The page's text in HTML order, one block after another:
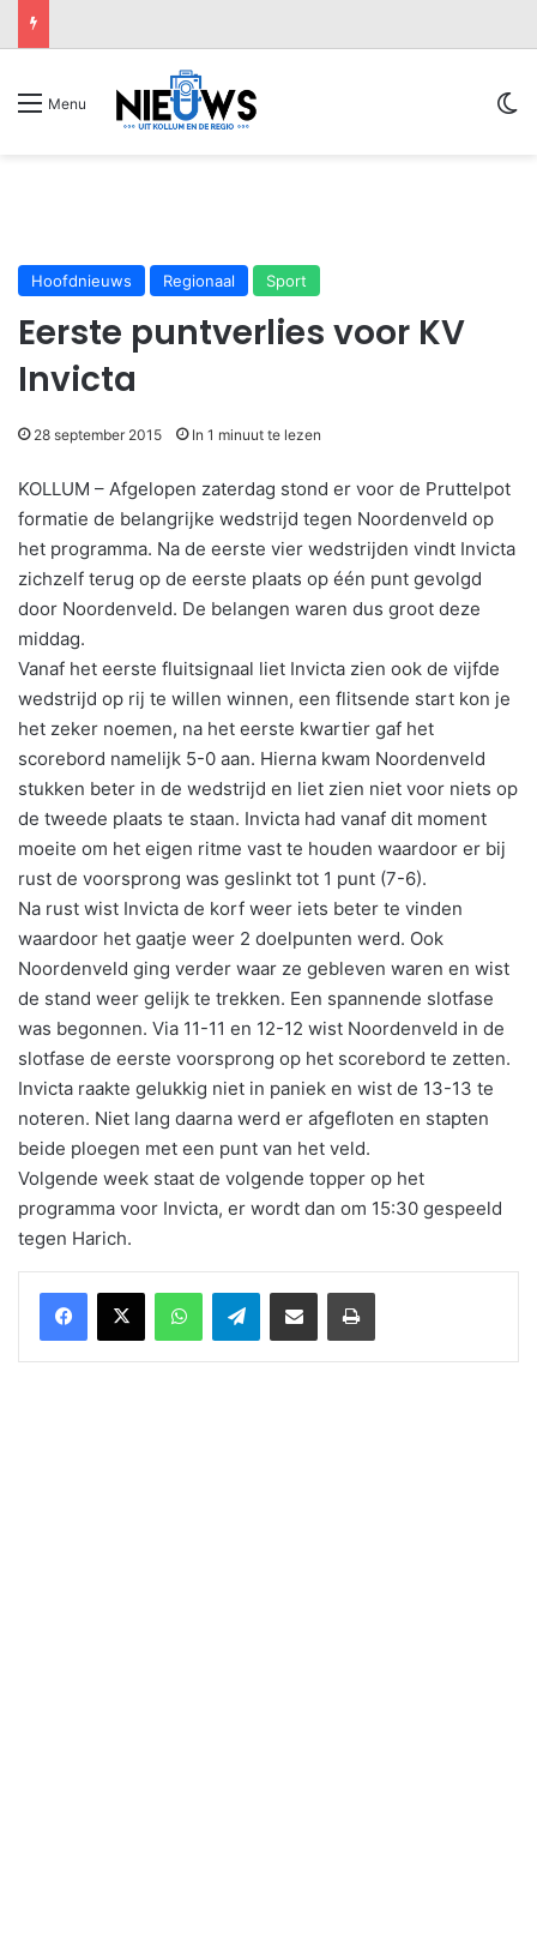
Menu
Hoofdnieuws Regionaal Sport
Eerste puntverlies voor KV
Invicta
28 september 2015 In 1 minuut te lezen
KOLLUM – Afgelopen zaterdag stond er voor de Pruttelpot
formatie de belangrijke wedstrijd tegen Noordenveld op
het programma. Na de eerste vier wedstrijden vindt Invicta
zichzelf terug op de eerste plaats op één punt gevolgd
door Noordenveld. De belangen waren dus groot deze
middag.
Vanaf het eerste fluitsignaal liet Invicta zien ook de vijfde
wedstrijd op rij te willen winnen, een flitsende start kon je
het zeker noemen, na het eerste kwartier gaf het
scorebord namelijk 5-0 aan. Hierna kwam Noordenveld
stukken beter in de wedstrijd en liet zien niet voor niets op
de tweede plaats te staan. Invicta had vanaf dit moment
moeite om het eigen ritme vast te houden waardoor er bij
rust de voorsprong was geslinkt tot 1 punt (7-6).
Na rust wist Invicta de korf weer iets beter te vinden
waardoor het gaatje weer 2 doelpunten werd. Ook
Noordenveld ging verder waar ze gebleven waren en wist
de stand weer gelijk te trekken. Een spannende slotfase
was begonnen. Via 11-11 en 12-12 wist Noordenveld in de
slotfase de eerste voorsprong op het scorebord te zetten.
Invicta raakte gelukkig niet in paniek en wist de 13-13 te
noteren. Niet lang daarna werd er afgefloten en stapten
beide ploegen met een punt van het veld.
Volgende week staat de volgende topper op het
programma voor Invicta, er wordt dan om 15:30 gespeeld
tegen Harich.
WhatsAppTelegramDelen via Email Print